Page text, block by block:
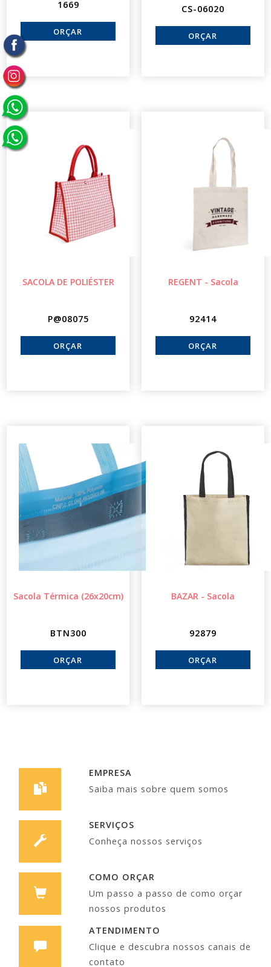
1669 CS-06020
SACOLA DE POLIÉSTER
P@08075
REGENT - Sacola
92414
Sacola Térmica (26x20cm)
BTN300
BAZAR - Sacola
92879
EMPRESA
Saiba mais sobre quem somos
SERVIÇOS
Conheça nossos serviços
COMO ORÇAR
Um passo a passo de como orçar
nossos produtos
ATENDIMENTO
Clique e descubra nossos canais de
contato